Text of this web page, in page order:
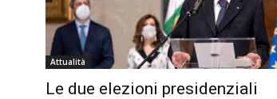
Attualità
Le due elezioni presidenziali